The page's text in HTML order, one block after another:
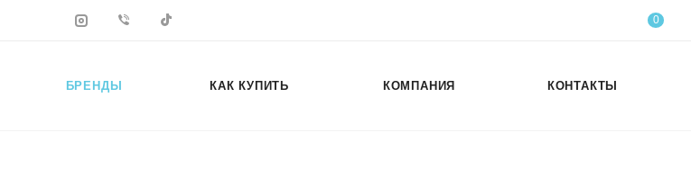
0
БРЕНДЫ КАК КУПИТЬ КОМПАНИЯ КОНТАКТЫ